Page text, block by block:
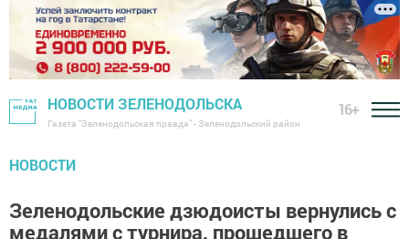
НОВОСТИ ЗЕЛЕНОДОЛЬСКА
Газета "Зеленодольская правда" - Зеленодольский район
16+
НОВОСТИ
Зеленодольские дзюдоисты вернулись с
медалями с турнира, прошедшего в